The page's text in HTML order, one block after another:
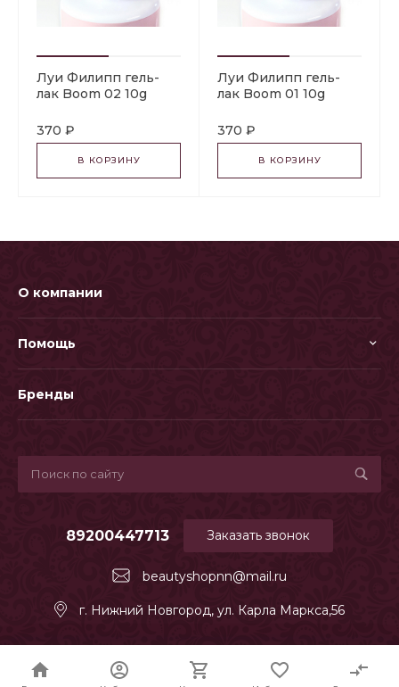
Луи Филипп гель-
лак Boom 02 10g
370 ₽
В КОРЗИНУ
Луи Филипп гель-
лак Boom 01 10g
370 ₽
В КОРЗИНУ
О компании
Помощь
Бренды
beautyshopnn@mail.ru
89200447713
г. Нижний Новгород, ул. Карла Маркса,56
Заказать звонок
Адаптация R52.RU